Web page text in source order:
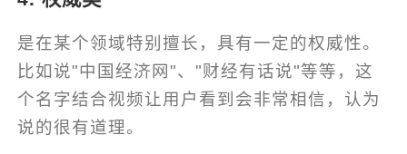
是在某个领域特别擅长，具有一定的权威性。
比如说"中国经济网"、"财经有话说"等等，这
个名字结合视频让用户看到会非常相信，认为
说的很有道理。